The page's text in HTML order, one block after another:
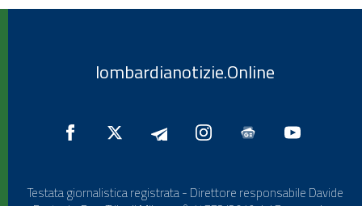
lombardianotizie.Online
Testata giornalistica registrata - Direttore responsabile Davide